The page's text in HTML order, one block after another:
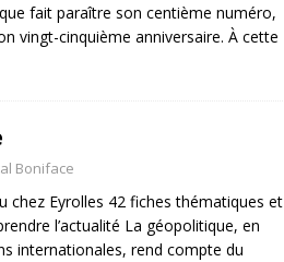
fait paraître son centième numéro,
vingt-cinquième anniversaire. À cette
Boniface
chez Eyrolles 42 fiches thématiques et
l’actualité La géopolitique, en
internationales, rend compte du